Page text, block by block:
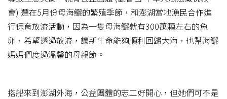
會) 選在5月份母海鱺的繁殖季節，和澎湖當地漁民合作進
行保育放流活動，因為一隻母海鱺就有300萬顆左右的魚
卵，希望透過放流，讓新生命能夠順利回歸大海，也幫海鱺
媽媽們度過溫馨的母親節。
搭船來到澎湖外海，公益團體的志工好開心，但她們可不是